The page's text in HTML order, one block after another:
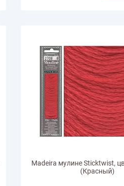
Madeira мулине Sticktwist,
(Красный)